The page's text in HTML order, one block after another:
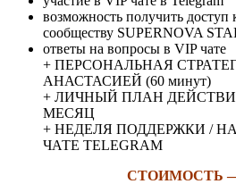
возможность получить доступ
сообществу SUPERNOVA
ответы на вопросы в VIP чате
+ ПЕРСОНАЛЬНАЯ
АНАСТАСИЕЙ (60 минут)
+ ЛИЧНЫЙ ПЛАН
МЕСЯЦ
+ НЕДЕЛЯ ПОДДЕРЖКИ /
ЧАТЕ TELEGRAM
СТОИМОСТЬ —